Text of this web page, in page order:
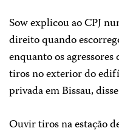
Sow explicou ao CPJ
direito quando
enquanto os
tiros no exterior do
privada em Bissau,
Ouvir tiros na estação